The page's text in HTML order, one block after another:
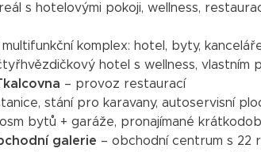
s hotelovými pokoji, wellness,
komplex: hotel, byty,
hotel s wellness, vlastním
– provoz restaurací
stání pro karavany, autoservisní
bytů + garáže, pronajímané
galerie – obchodní centrum s 22